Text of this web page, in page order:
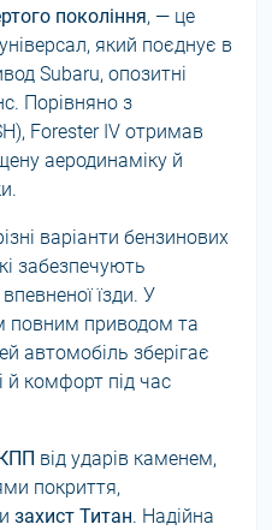
покоління, — це
який поєднує в
Subaru, опозитні
Порівняно з
Forester IV отримав
аеродинаміку й
варіанти бензинових
забезпечують
їзди. У
повним приводом та
автомобіль зберігає
й комфорт під час
від ударів каменем,
покриття,
захист Титан. Надійна